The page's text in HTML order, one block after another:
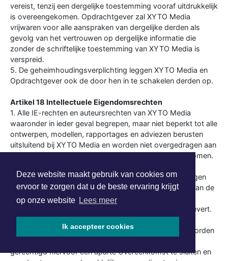
Deze website maakt gebruik van cookies om
ervoor te zorgen dat u de beste ervaring krijgt
op onze website Lees meer
Ik accepteer cookies
vereist, tenzij een dergelijke toestemming vooraf uitdrukkelijk
is overeengekomen. Opdrachtgever zal XYTO Media
vrijwaren voor alle aanspraken van dergelijke derden als
gevolg van het vertrouwen op dergelijke informatie die
zonder de schriftelijke toestemming van XYTO Media is
verspreid.
5. De geheimhoudingsverplichting leggen XYTO Media en
Opdrachtgever ook de door hen in te schakelen derden op.
Artikel 18 Intellectuele Eigendomsrechten
1. Alle IE-rechten en auteursrechten van XYTO Media
waaronder in ieder geval begrepen, maar niet beperkt tot alle
ontwerpen, modellen, rapportages en adviezen berusten
uitsluitend bij XYTO Media en worden niet overgedragen aan
Opdrachtgever tenzij uitdrukkelijk anders overeengekomen.
berusten bij Opdrachtgever en worden niet overgedragen
aan XYTO Media. XYTO Media verkrijgt ten behoeve van de
uitvoering van de Overeenkomst een onherroepelijk
gebruiksrecht van al hetgeen dat Opdrachtgever aanlevert.
2. Indien overeengekomen is dat één of meerdere van
voorgenoemde zaken c.q. werken van XYTO Media worden
gerechtigd hiervoor een aparte Overeenkomst te sluiten en